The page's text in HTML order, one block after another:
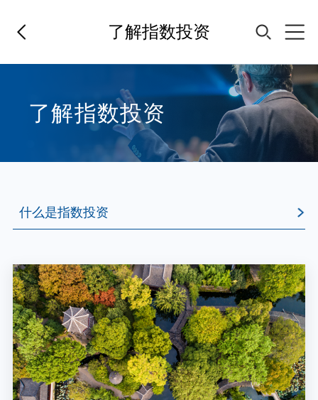
了解指数投资
指数专区
FOF
个人养老金
投资顾问
了解指数投资
什么是指数投资
为何开展指数投资
如何开展指数投资